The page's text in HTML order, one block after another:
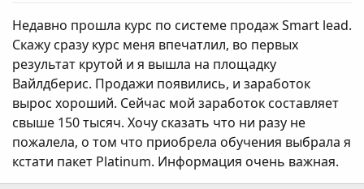
Недавно прошла курс по системе продаж Smart lead.
Скажу сразу курс меня впечатлил, во первых
результат крутой и я вышла на площадку
Вайлдберис. Продажи появились, и заработок
вырос хороший. Сейчас мой заработок составляет
свыше 150 тысяч. Хочу сказать что ни разу не
пожалела, о том что приобрела обучения выбрала я
кстати пакет Platinum. Информация очень важная.